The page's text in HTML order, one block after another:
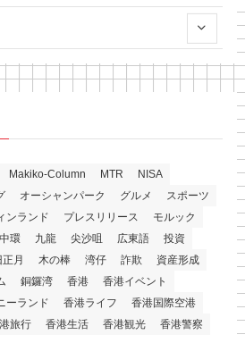
Makiko-Column MTR
NISA
オーシャンパーク グルメ
スポーツ
ンランド プレスリリース
モルック
中環 九龍 尖沙咀 広東語
投資
正月 木の棒 湾仔 詐欺
資産形成
銅鑼湾 香港
香港イベント
ーランド 香港ライフ
香港国際空港
旅行 香港生活 香港観光
香港警察